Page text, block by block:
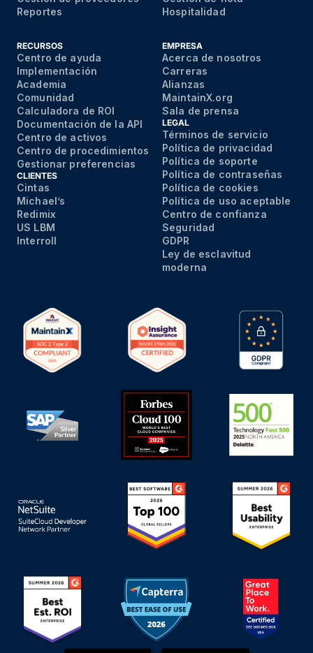
Reportes
Hospitalidad
RECURSOS
Centro de ayuda
Implementación
Academia
Comunidad
Calculadora de ROI
Documentación de la API
Centro de activos
Centro de procedimientos
Gestionar preferencias
CLIENTES
Cintas
Michael’s
Redimix
US LBM
Interroll
EMPRESA
Acerca de nosotros
Carreras
Alianzas
MaintainX.org
Sala de prensa
LEGAL
Términos de servicio
Política de privacidad
Política de soporte
Política de contraseñas
Política de cookies
Política de uso aceptable
Centro de confianza
Seguridad
GDPR
Ley de esclavitud
moderna